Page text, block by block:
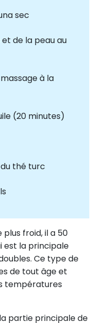
sec
de la peau au
à la
(20 minutes)
thé turc
froid, il a 50
est la principale
Ce type de
de tout âge et
températures
partie principale de